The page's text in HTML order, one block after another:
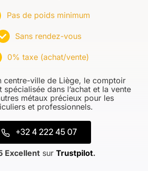
Pas de poids minimum
Sans rendez-vous
0% taxe (achat/vente)
centre-ville de Liège, le comptoir
spécialisée dans l’achat et la vente
métaux précieux pour les
et professionnels.
+32 4 222 45 07
Excellentsur Trustpilot.